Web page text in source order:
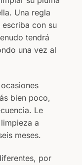
Una regla
con su
tendrá
una vez al
bien poco,
Le
a
meses.
por